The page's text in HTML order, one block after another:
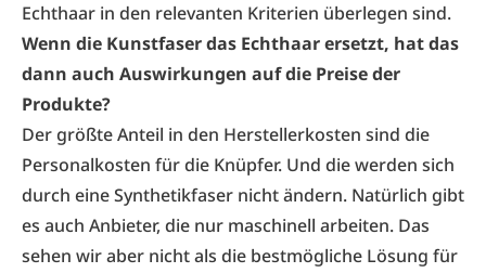
Echthaar in den relevanten Kriterien überlegen sind.
Wenn die Kunstfaser das Echthaar ersetzt, hat das
dann auch Auswirkungen auf die Preise der
Produkte?
Der größte Anteil in den Herstellerkosten sind die
Personalkosten für die Knüpfer. Und die werden sich
durch eine Synthetikfaser nicht ändern. Natürlich gibt
es auch Anbieter, die nur maschinell arbeiten. Das
sehen wir aber nicht als die bestmögliche Lösung für